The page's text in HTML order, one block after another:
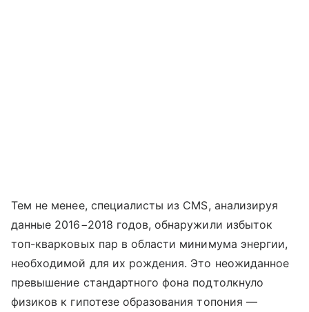
Тем не менее, специалисты из CMS, анализируя
данные 2016−2018 годов, обнаружили избыток
топ-кварковых пар в области минимума энергии,
необходимой для их рождения. Это неожиданное
превышение стандартного фона подтолкнуло
физиков к гипотезе образования топония —